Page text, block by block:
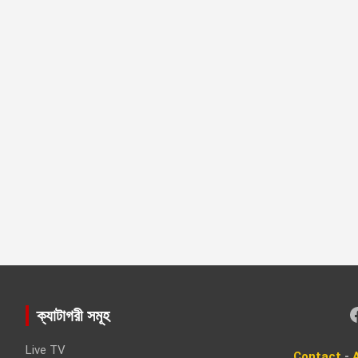
ক্যাটাগরী সমূহ
Live TV